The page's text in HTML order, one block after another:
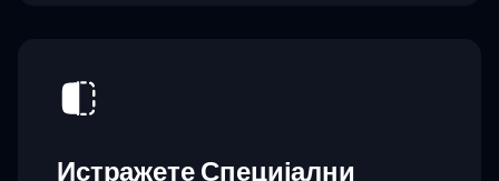
Истражете Специјални